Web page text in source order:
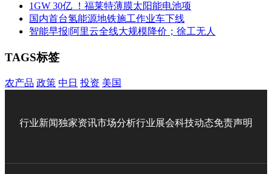
1GW 30亿 ！福莱特薄膜太阳能电池项
国内首台氢能源地铁施工作业车下线
智能早报|阿里云全线大规模降价；徐工无人
TAGS标签
农产品 政策 中日 投资 美国
行业新闻独家资讯市场分析行业展会科技动态免责声明